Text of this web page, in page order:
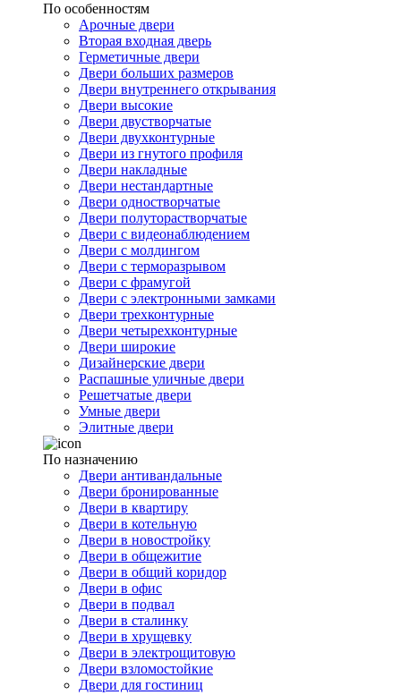
По особенностям
Арочные двери
Вторая входная дверь
Герметичные двери
Двери больших размеров
Двери внутреннего открывания
Двери высокие
Двери двустворчатые
Двери двухконтурные
Двери из гнутого профиля
Двери накладные
Двери нестандартные
Двери одностворчатые
Двери полуторастворчатые
Двери с видеонаблюдением
Двери с молдингом
Двери с терморазрывом
Двери с фрамугой
Двери с электронными замками
Двери трехконтурные
Двери четырехконтурные
Двери широкие
Дизайнерские двери
Распашные уличные двери
Решетчатые двери
Умные двери
Элитные двери
По назначению
Двери антивандальные
Двери бронированные
Двери в квартиру
Двери в котельную
Двери в новостройку
Двери в общежитие
Двери в общий коридор
Двери в офис
Двери в подвал
Двери в сталинку
Двери в хрущевку
Двери в электрощитовую
Двери взломостойкие
Двери для гостиниц